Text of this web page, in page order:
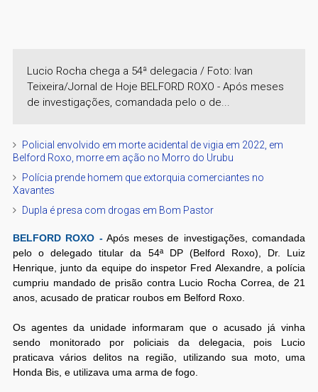
Lucio Rocha chega a 54ª delegacia / Foto: Ivan
Teixeira/Jornal de Hoje BELFORD ROXO - Após meses
de investigações, comandada pelo o de...
Policial envolvido em morte acidental de vigia em 2022, em
Belford Roxo, morre em ação no Morro do Urubu
Polícia prende homem que extorquia comerciantes no
Xavantes
Dupla é presa com drogas em Bom Pastor
BELFORD ROXO -Após meses de investigações, comandada
pelo o delegado titular da 54ª DP (Belford Roxo), Dr. Luiz
Henrique, junto da equipe do inspetor Fred Alexandre, a polícia
cumpriu mandado de prisão contra Lucio Rocha Correa, de 21
anos, acusado de praticar roubos em Belford Roxo.
Os agentes da unidade informaram que o acusado já vinha
sendo monitorado por policiais da delegacia, pois Lucio
praticava vários delitos na região, utilizando sua moto, uma
Honda Bis, e utilizava uma arma de fogo.